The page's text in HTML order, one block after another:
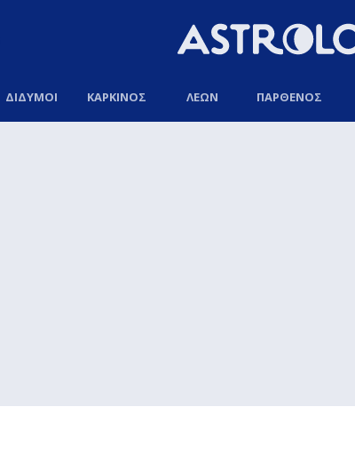
ΔΙΔΥΜΟΙ ΚΑΡΚΙΝΟΣ ΛΕΩΝ ΠΑΡΘΕΝΟΣ